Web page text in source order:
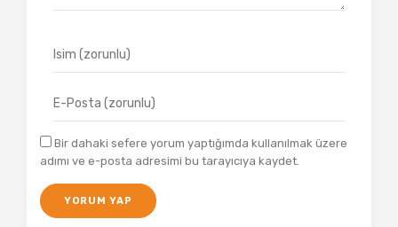
Bir dahaki sefere yorum yaptığımda kullanılmak üzere
adımı ve e-posta adresimi bu tarayıcıya kaydet.